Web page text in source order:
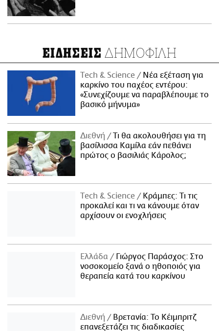
ΕΙΔΗΣΕΙΣ ΔΗΜΟΦΙΛΗ
Τech & Science
Νέα εξέταση για
καρκίνο του παχέος εντέρου:
«Συνεχίζουμε να παραβλέπουμε το
βασικό μήνυμα»
Διεθνή
Τι θα ακολουθήσει για τη
βασίλισσα Καμίλα εάν πεθάνει
πρώτος ο βασιλιάς Κάρολος;
Τech & Science
Κράμπες: Τι τις
προκαλεί και τι να κάνουμε όταν
αρχίσουν οι ενοχλήσεις
Ελλάδα
Γιώργος Παράσχος: Στο
νοσοκομείο ξανά ο ηθοποιός για
θεραπεία κατά του καρκίνου
Διεθνή
Βρετανία: Το Κέιμπριτζ
επανεξετάζει τις διαδικασίες